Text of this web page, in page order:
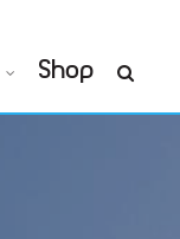
Shop